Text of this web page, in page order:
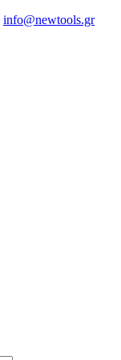
info@newtools.gr